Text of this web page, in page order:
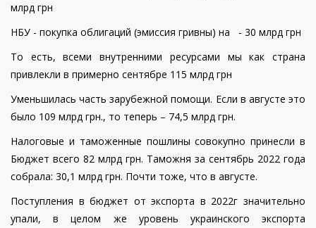
млрд грн
НБУ - покупка облигаций (эмиссия гривны) на - 30 млрд грн
То есть, всеми внутренними ресурсами мы как страна
привлекли в примерно сентябре 115 млрд грн
Уменьшилась часть зарубежной помощи. Если в августе это
было 109 млрд грн., то теперь – 74,5 млрд грн.
Налоговые и таможенные пошлины совокупно принесли в
Бюджет всего 82 млрд грн. Таможня за сентябрь 2022 года
собрала: 30,1 млрд грн. Почти тоже, что в августе.
Поступления в бюджет от экспорта в 2022г значительно
упали, в целом же уровень украинского экспорта